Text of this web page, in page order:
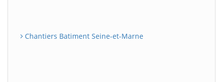
Chantiers Batiment Seine-et-Marne